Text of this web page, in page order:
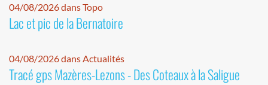
04/08/2026 dans Topo
Lac et pic de la Bernatoire
04/08/2026 dans Actualités
Tracé gps Mazères-Lezons - Des Coteaux à la Saligue